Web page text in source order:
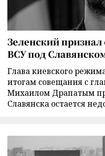
Зеленский
ВСУ под
Глава киевского
итогам совещания с
Михаилом Драпатым
Славянска остается